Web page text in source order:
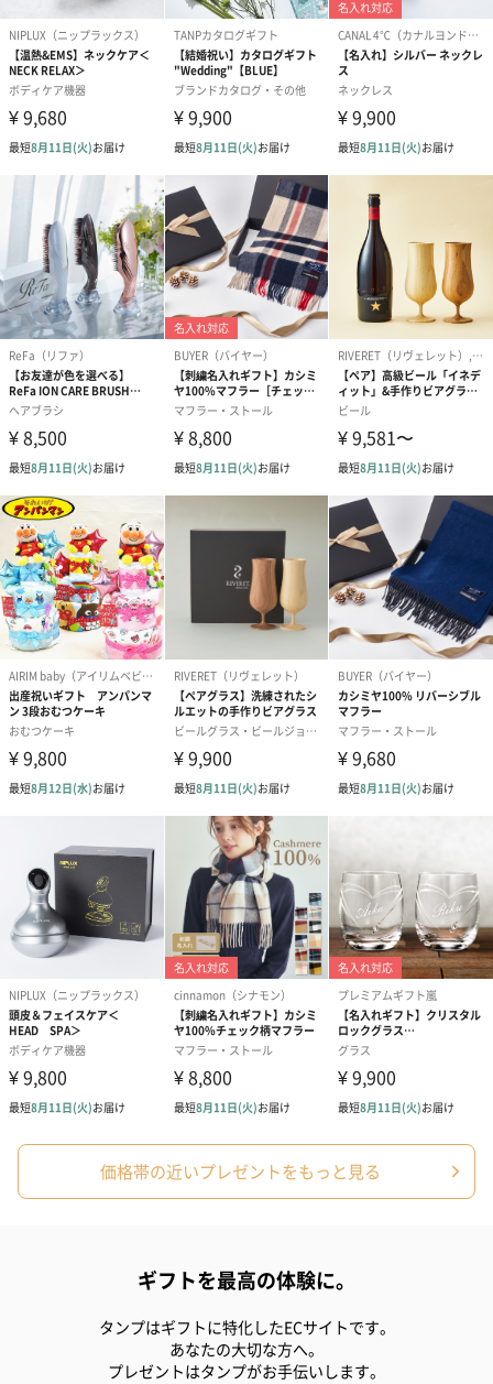
価格帯の近いプレゼントをもっと見る
ギフトを最高の体験に。
タンプはギフトに特化したECサイトです。
あなたの大切な方へ。
プレゼントはタンプがお手伝いします。